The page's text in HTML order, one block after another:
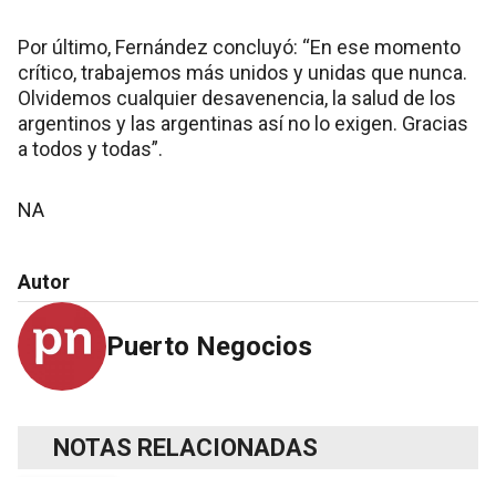
Por último, Fernández concluyó: “En ese momento
crítico, trabajemos más unidos y unidas que nunca.
Olvidemos cualquier desavenencia, la salud de los
argentinos y las argentinas así no lo exigen. Gracias
a todos y todas”.
NA
Autor
Puerto Negocios
NOTAS RELACIONADAS